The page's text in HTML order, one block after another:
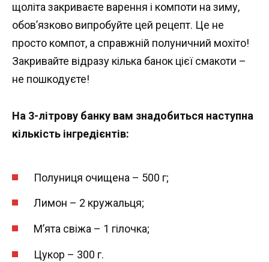
щоліта закриваєте варення і компоти на зиму,
обов’язково випробуйте цей рецепт. Це не
просто компот, а справжній полуничний мохіто!
Закривайте відразу кілька банок цієї смакоти –
не пошкодуєте!
На 3-літрову банку вам знадобиться наступна
кількість інгредієнтів:
Полуниця очищена – 500 г;
Лимон – 2 кружальця;
М’ята свіжа – 1 гілочка;
Цукор – 300 г.